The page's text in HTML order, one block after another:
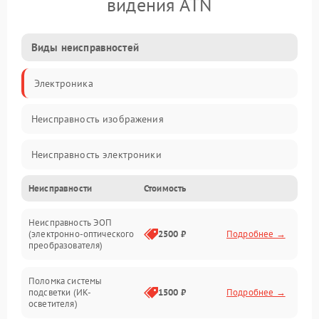
Виды неисправностей
Электроника
Неисправность изображения
Неисправность электроники
Механические повреждения
Неисправность управления
Оптика
Неисправности Стоимость
Неисправность ЭОП
(электронно-оптического
преобразователя)
2500 ₽ Подробнее →
Поломка системы
подсветки (ИК-
осветителя)
1500 ₽ Подробнее →